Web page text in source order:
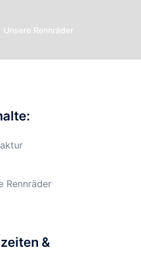
Unsere Rennräder
Rennräder
&